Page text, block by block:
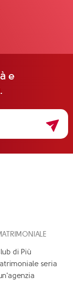
e
di Più
seria